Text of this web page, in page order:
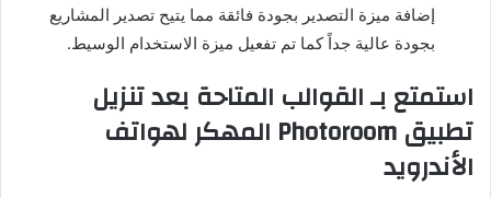
إضافة ميزة التصدير بجودة فائقة مما يتيح تصدير المشاريع
بجودة عالية جداً كما تم تفعيل ميزة الاستخدام الوسيط.
استمتع بـ القوالب المتاحة بعد تنزيل
تطبيق Photoroom المهكر لهواتف
الأندرويد